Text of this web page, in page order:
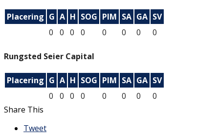
Placering G A H SOG PIM SA GA SV
0
0 0 0 0 0 0 0
Rungsted Seier Capital
Placering G A H SOG PIM SA GA SV
0
0 0 0 0 0 0
0
Share This
Tweet